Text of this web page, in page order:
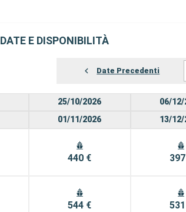
DATE E DISPONIBILITÀ
Date Precedenti
25/10/2026
01/11/2026
440 €
544 €
06/12/
13/12/